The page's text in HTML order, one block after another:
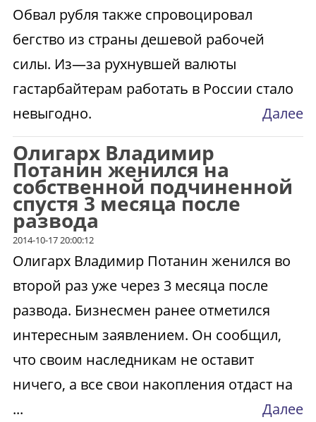
Обвал рубля также спровоцировал
бегство из страны дешевой рабочей
силы. Из—за рухнувшей валюты
гастарбайтерам работать в России стало
невыгодно.
Далее
Олигарх Владимир
Потанин женился на
собственной подчиненной
спустя 3 месяца после
развода
2014-10-17 20:00:12
Олигарх Владимир Потанин женился во
второй раз уже через 3 месяца после
развода. Бизнесмен ранее отметился
интересным заявлением. Он сообщил,
что своим наследникам не оставит
ничего, а все свои накопления отдаст на
...
Далее